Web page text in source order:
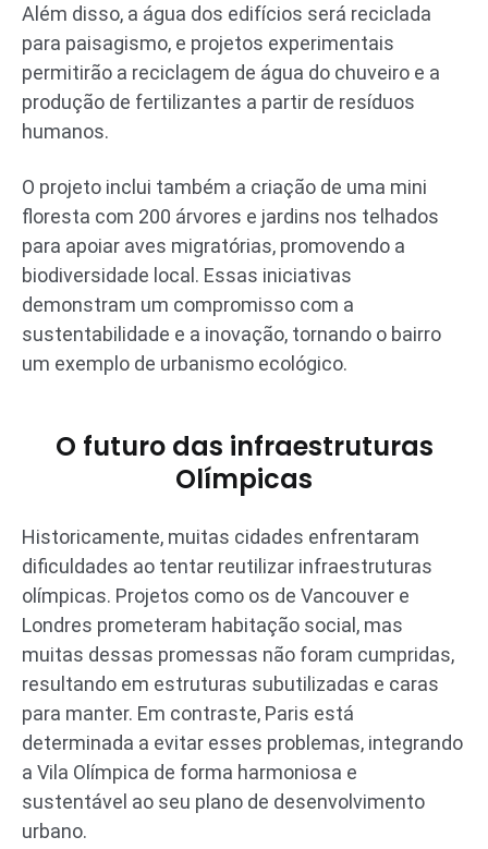
Além disso, a água dos edifícios será reciclada
para paisagismo, e projetos experimentais
permitirão a reciclagem de água do chuveiro e a
produção de fertilizantes a partir de resíduos
humanos.
O projeto inclui também a criação de uma mini
floresta com 200 árvores e jardins nos telhados
para apoiar aves migratórias, promovendo a
biodiversidade local. Essas iniciativas
demonstram um compromisso com a
sustentabilidade e a inovação, tornando o bairro
um exemplo de urbanismo ecológico.
O futuro das infraestruturas
Olímpicas
Historicamente, muitas cidades enfrentaram
dificuldades ao tentar reutilizar infraestruturas
olímpicas. Projetos como os de Vancouver e
Londres prometeram habitação social, mas
muitas dessas promessas não foram cumpridas,
resultando em estruturas subutilizadas e caras
para manter. Em contraste, Paris está
determinada a evitar esses problemas, integrando
a Vila Olímpica de forma harmoniosa e
sustentável ao seu plano de desenvolvimento
urbano.